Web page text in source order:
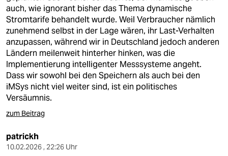
auch, wie ignorant bisher das Thema dynamische
Stromtarife behandelt wurde. Weil Verbraucher nämlich
zunehmend selbst in der Lage wären, ihr Last-Verhalten
anzupassen, während wir in Deutschland jedoch anderen
Ländern meilenweit hinterher hinken, was die
Implementierung intelligenter Messsysteme angeht.
Dass wir sowohl bei den Speichern als auch bei den
iMSys nicht viel weiter sind, ist ein politisches
Versäumnis.
zum Beitrag
patrickh
10.02.2026 , 22:26 Uhr